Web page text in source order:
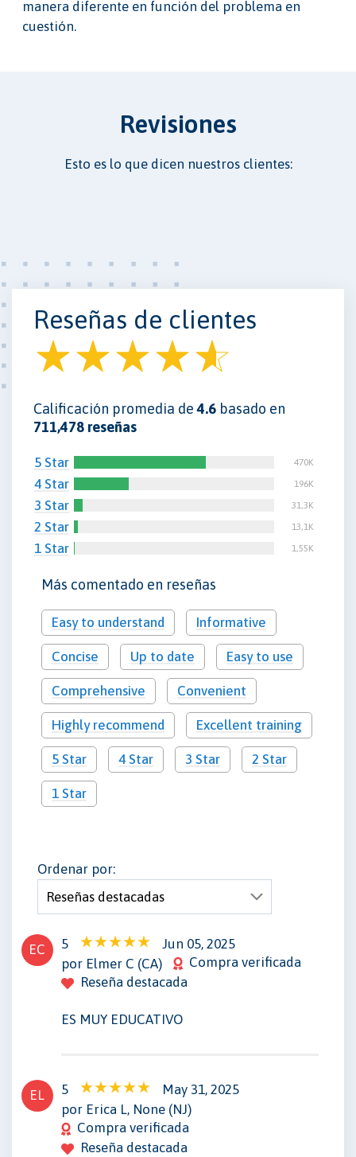
manera diferente en función del problema en
cuestión.
Revisiones
Esto es lo que dicen nuestros clientes:
Reseñas de clientes
Calificación promedia de4.6 basado en
711,478 reseñas
5 Star 470K
4 Star 196K
3 Star 31,3K
2 Star 13,1K
1 Star 1,55K
Más comentado en reseñas
Easy to understand Informative
Concise Up to date Easy to use
Comprehensive Convenient
Highly recommend Excellent training
5 Star 4 Star 3 Star 2 Star
1 Star
Ordenar por:
EC 5
Jun 05, 2025
por Elmer C (CA)
Compra verificada
Reseña destacada
ES MUY EDUCATIVO
EL 5
May 31, 2025
por Erica L, None (NJ)
Compra verificada
Reseña destacada